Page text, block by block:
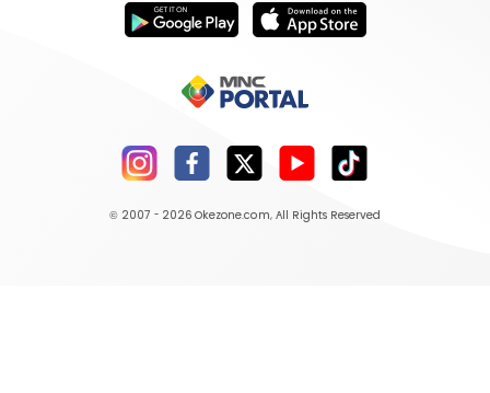
© 2007 - 2026 Okezone.com, All Rights Reserved